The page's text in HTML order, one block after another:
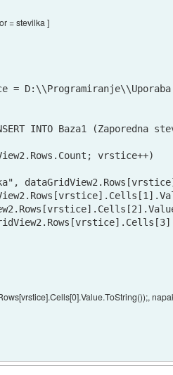
= stevilka ]
=
INTO Baza1 (Zaporedna
vrstice++)